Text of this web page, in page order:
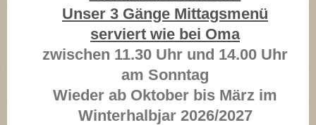
Unser 3 Gänge Mittagsmenü
serviert wie bei Oma
zwischen 11.30 Uhr und 14.00 Uhr
am Sonntag
Wieder ab Oktober bis März im
Winterhalbjar 2026/2027